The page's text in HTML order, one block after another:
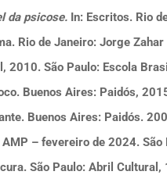
da psicose. In: Escritos. Rio
Rio de Janeiro: Jorge Zahar
2010. São Paulo: Escola
Buenos Aires: Paidós,
Buenos Aires: Paidós.
– fevereiro de 2024. São
São Paulo: Abril